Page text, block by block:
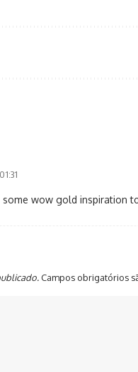
some wow gold inspiration
Campos obrigatórios